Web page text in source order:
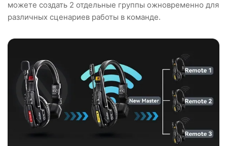
можете создать 2 отдельные группы ожновременно для
различных сценариев работы в команде.